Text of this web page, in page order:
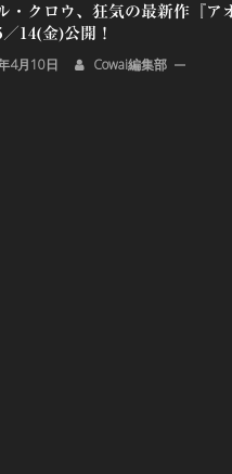
・クロウ、狂気の最新作『ア
14(金)公開！
4月10日 Cowai編集部